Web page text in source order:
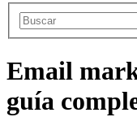
Email
guía